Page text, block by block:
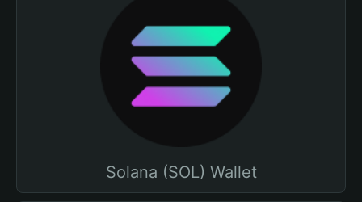
Solana (SOL) Wallet